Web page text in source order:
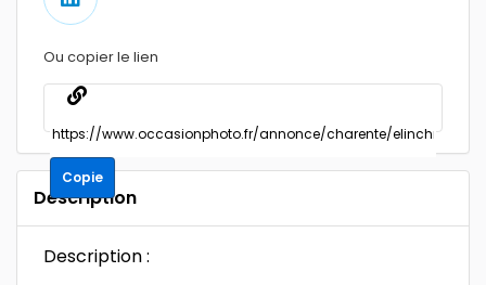
Ou copier le lien
Copie
Description
Description :